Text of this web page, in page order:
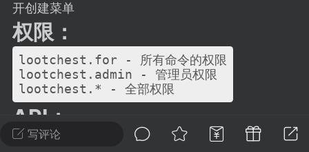
潮涌核心
24 23:37
电脑端
主页反馈贴
反馈你遇到的问题 以及 你期望的功能等
不方便可尝试通过邮箱与作者进行反馈
写评论
开创建菜单
权限：
lootchest.for - 所有命令的权限
lootchest.admin - 管理员权限
API：
插件会在箱子生成时抛出LootChestSpawnEvent事